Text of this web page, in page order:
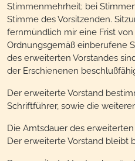
Stimmenmehrheit; bei
Stimme des Vorsitzenden.
fernmündlich mir eine Frist
Ordnungsgemäß einberufene
des erweiterten Vorstandes
der Erschienenen
Der erweiterte Vorstand
Schriftführer, sowie die
Die Amtsdauer des
Der erweiterte Vorstand bleibt